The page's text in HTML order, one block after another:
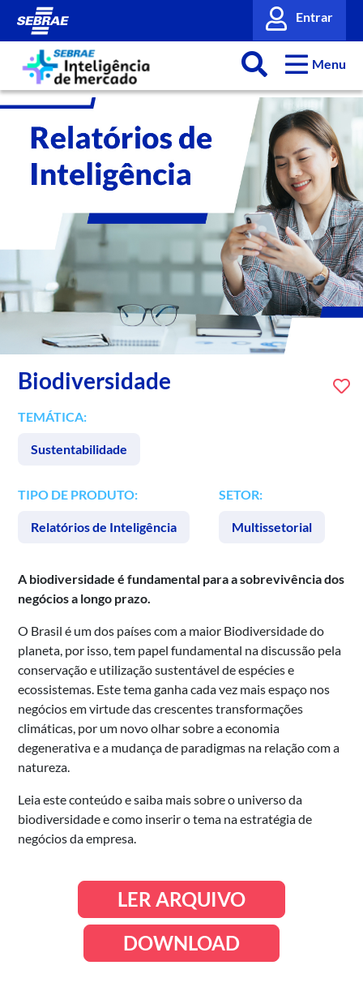
Entrar
Menu
Biodiversidade
TEMÁTICA:
Sustentabilidade
TIPO DE PRODUTO:
Relatórios de Inteligência
SETOR:
Multissetorial
A biodiversidade é fundamental para a sobrevivência dos
negócios a longo prazo.
O Brasil é um dos países com a maior Biodiversidade do
planeta, por isso, tem papel fundamental na discussão pela
conservação e utilização sustentável de espécies e
ecossistemas. Este tema ganha cada vez mais espaço nos
negócios em virtude das crescentes transformações
climáticas, por um novo olhar sobre a economia
degenerativa e a mudança de paradigmas na relação com a
natureza.
Leia este conteúdo e saiba mais sobre o universo da
biodiversidade e como inserir o tema na estratégia de
negócios da empresa.
LER ARQUIVO
DOWNLOAD